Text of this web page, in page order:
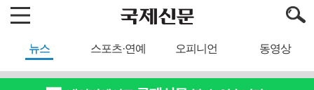
뉴스 스포츠·연예 오피니언 동영상